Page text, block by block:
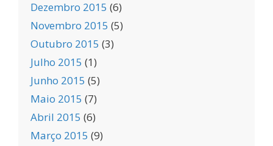
Dezembro 2015 (6)
Novembro 2015 (5)
Outubro 2015 (3)
Julho 2015 (1)
Junho 2015 (5)
Maio 2015 (7)
Abril 2015 (6)
Março 2015 (9)